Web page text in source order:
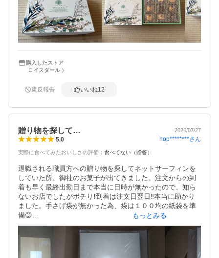
プチも敷いてありました。
なのでひとつも割れてなかったです。
購入したストア
ロイスダール
違反報告 いいね12
贈り物を探して… 2026/07/27
5.0 hop********さん
実際に食べてみたおいしさの評価 ： 食べてない（贈答）
退職される職員方への贈り物を探してネットサーフィンを
していた所、御社のお菓子が出てきました。注文からの到
着も早く最終出勤日まで本当に日時が無かったので、知ら
ないお店でしたがポチり❗️到着は注文日翌日‼️本当に助かり
ました。手さげ袋が無かった為、袋は１００均の紙袋を準
備😊
贈り物な為味も中身の見た目もわかりませんがきっと喜ん
でくれていると思います。
もっとみる